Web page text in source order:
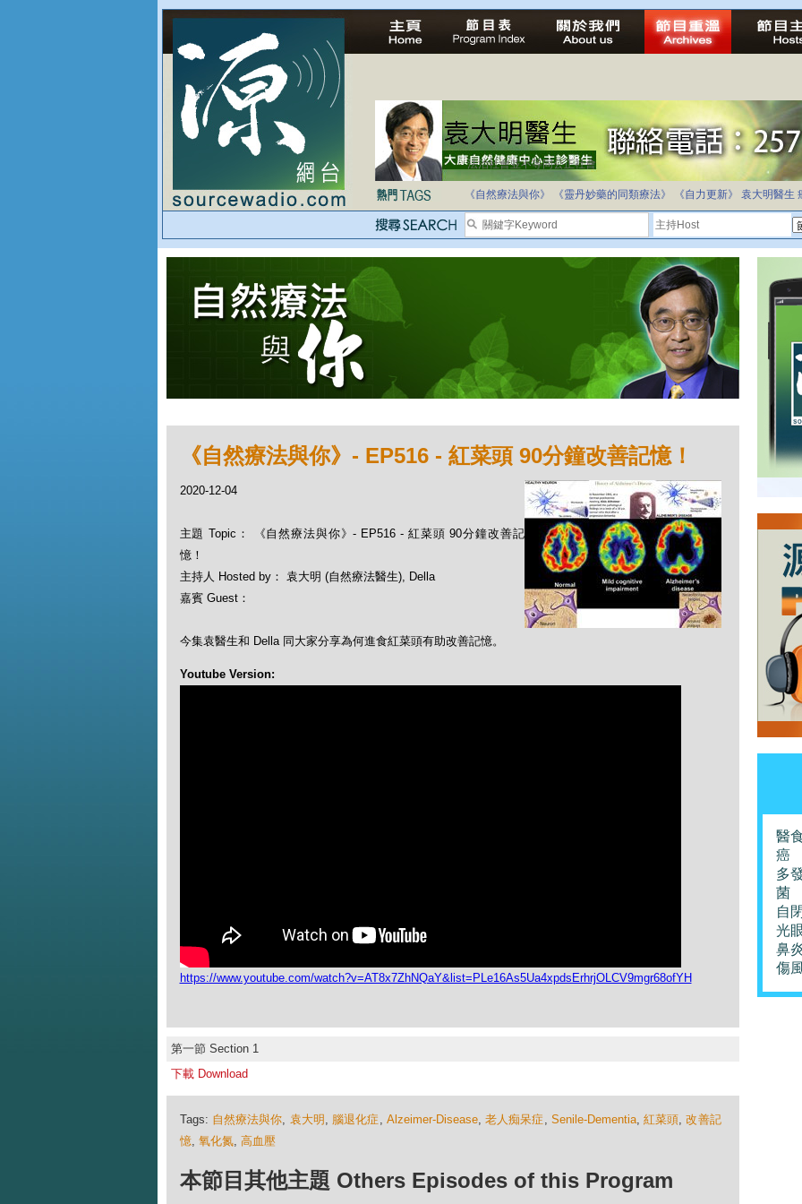
法治社會並不等同公正社會
自家教育合法化-推動多元化教育，全民學卷制
《自然療法與你》
《靈丹妙藥的同類療法》 《自力更新》 袁大明醫生
《自然療法與你》- EP516 - 紅菜頭 90分鐘改善記憶！
2020-12-04
主題 Topic： 《自然療法與你》- EP516 - 紅菜頭 90分鐘改善記
憶！
主持人 Hosted by： 袁大明 (自然療法醫生), Della
嘉賓 Guest：
今集袁醫生和 Della 同大家分享為何進食紅菜頭有助改善記憶。
Youtube Version:
https://www.youtube.com/watch?v=AT8x7ZhNQaY&list=PLe16As5Ua4xpdsErhrjOLCV9mgr68ofYH
第一節 Section 1
下載 Download
Tags: 自然療法與你, 袁大明 , 腦退化症 , Alzeimer-Disease, 老人痴呆症 , Senile-Dementia, 紅菜頭,改善記
憶, 氧化氮, 高血壓
本節目其他主題 Others Episodes of this Program
醫
癌
多
菌
自
光
鼻
傷